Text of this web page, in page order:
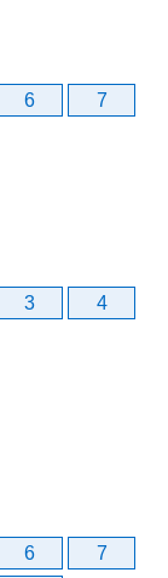
6
7
3
4
6
7